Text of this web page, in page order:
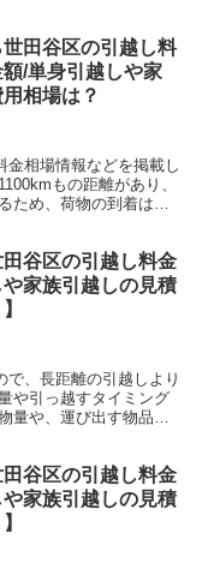
田谷区の引越し料
/単身引越しや家
相場は？
金相場情報などを掲載し
もの距離があり、
ため、荷物の到着は最
田谷区の引越し料金
や家族引越しの見積
で、長距離の引越しより
や引っ越すタイミング
量や、運び出す物品の
田谷区の引越し料金
や家族引越しの見積